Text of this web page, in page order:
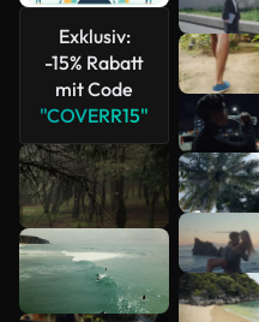
Exklusiv:
-15% Rabatt
mit Code
"COVERR15"